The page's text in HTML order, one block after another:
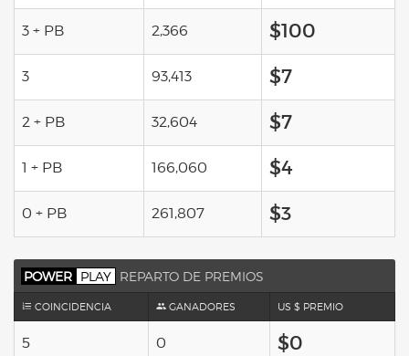
3 + PB 2,366 $100
3 93,413 $7
2 + PB 32,604 $7
1 + PB 166,060 $4
0 + PB 261,807 $3
POWER PLAY REPARTO DE PREMIOS
COINCIDENCIA GANADORES US $ PREMIO
5 0 $0